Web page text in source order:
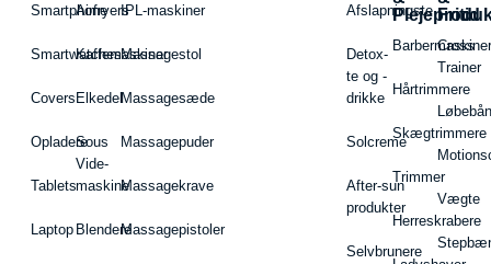
Smartphone
Smartwatches
Covers
Opladere
Tablets
Laptop
Airfryers
Kaffemaskiner
Elkedel
Sous
Vide-
maskine
Blendere
IPL-maskiner
Massagestol
Massagesæde
Massagepuder
Massagekrave
Massagepistoler
Afslapningste
Detox-
te og -
drikke
Solcreme
After-sun
produkter
Selvbrunere
Hårtrimmere
Skægtrimmere
Trimmer
Herreskrabere
Fritid
Cross
Trainer
Vægte